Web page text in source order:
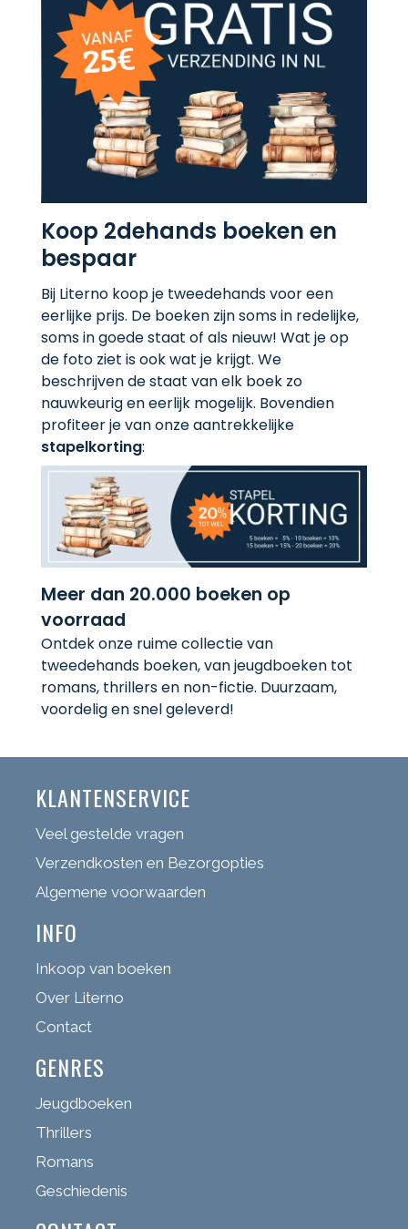
Koop 2dehands boeken en
bespaar
Bij Literno koop je tweedehands voor een
eerlijke prijs. De boeken zijn soms in redelijke,
soms in goede staat of als nieuw! Wat je op
de foto ziet is ook wat je krijgt. We
beschrijven de staat van elk boek zo
nauwkeurig en eerlijk mogelijk. Bovendien
profiteer je van onze aantrekkelijke
stapelkorting:
Meer dan 20.000 boeken op
voorraad
Ontdek onze ruime collectie van
tweedehands boeken, van jeugdboeken tot
romans, thrillers en non-fictie. Duurzaam,
voordelig en snel geleverd!
KLANTENSERVICE
Veel gestelde vragen
Verzendkosten en Bezorgopties
Algemene voorwaarden
INFO
Inkoop van boeken
Over Literno
Contact
GENRES
Jeugdboeken
Thrillers
Romans
Geschiedenis